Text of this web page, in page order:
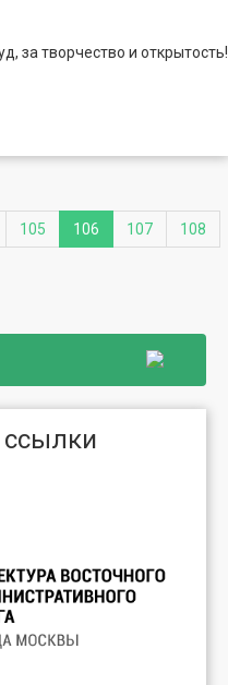
за творчество и открытость!
105 106 107 108